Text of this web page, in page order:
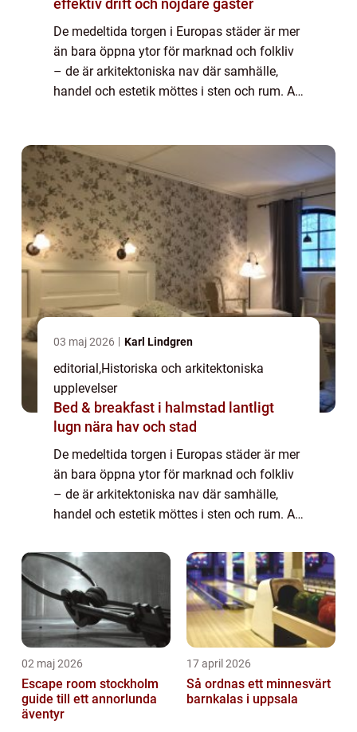
effektiv drift och nöjdare gäster
De medeltida torgen i Europas städer är mer
än bara öppna ytor för marknad och folkliv
– de är arkitektoniska nav där samhälle,
handel och estetik möttes i sten och rum. Att
03 maj 2026 Karl Lindgren
editorial,Historiska och arkitektoniska
upplevelser
Bed & breakfast i halmstad lantligt
lugn nära hav och stad
De medeltida torgen i Europas städer är mer
än bara öppna ytor för marknad och folkliv
– de är arkitektoniska nav där samhälle,
handel och estetik möttes i sten och rum. Att
02 maj 2026
Escape room stockholm
guide till ett annorlunda
äventyr
17 april 2026
Så ordnas ett minnesvärt
barnkalas i uppsala